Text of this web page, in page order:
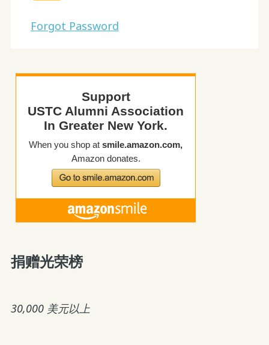
Forgot Password
捐赠光荣榜
30,000 美元以上